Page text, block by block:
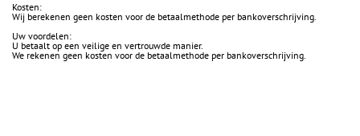
Kosten:
Wij berekenen geen kosten voor de betaalmethode per bankoverschrijving.
Uw voordelen:
U betaalt op een veilige en vertrouwde manier.
We rekenen geen kosten voor de betaalmethode per bankoverschrijving.